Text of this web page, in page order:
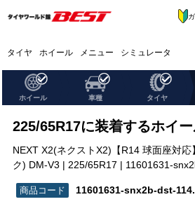
タイヤ ホイール メニュー シミュレータ
ホイール 車種 タイヤ
225/65R17に装着するホイ
NEXT X2(ネクストX2)【R14 球面座対
ク) DM-V3 | 225/65R17 | 11601631-
11601631-snx2b-dst-